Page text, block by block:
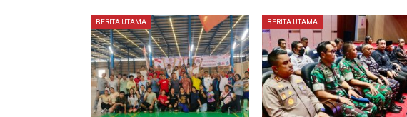
BERITA UTAMA BERITA UTAMA